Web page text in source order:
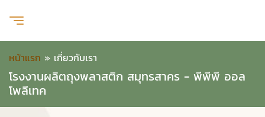
หน้าแรก » เกี่ยวกับเรา
โรงงานผลิตถุงพลาสติก สมุทรสาคร - พีพีพี ออล
โพลีเทค